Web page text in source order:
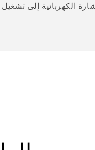
الكهربائية إلى